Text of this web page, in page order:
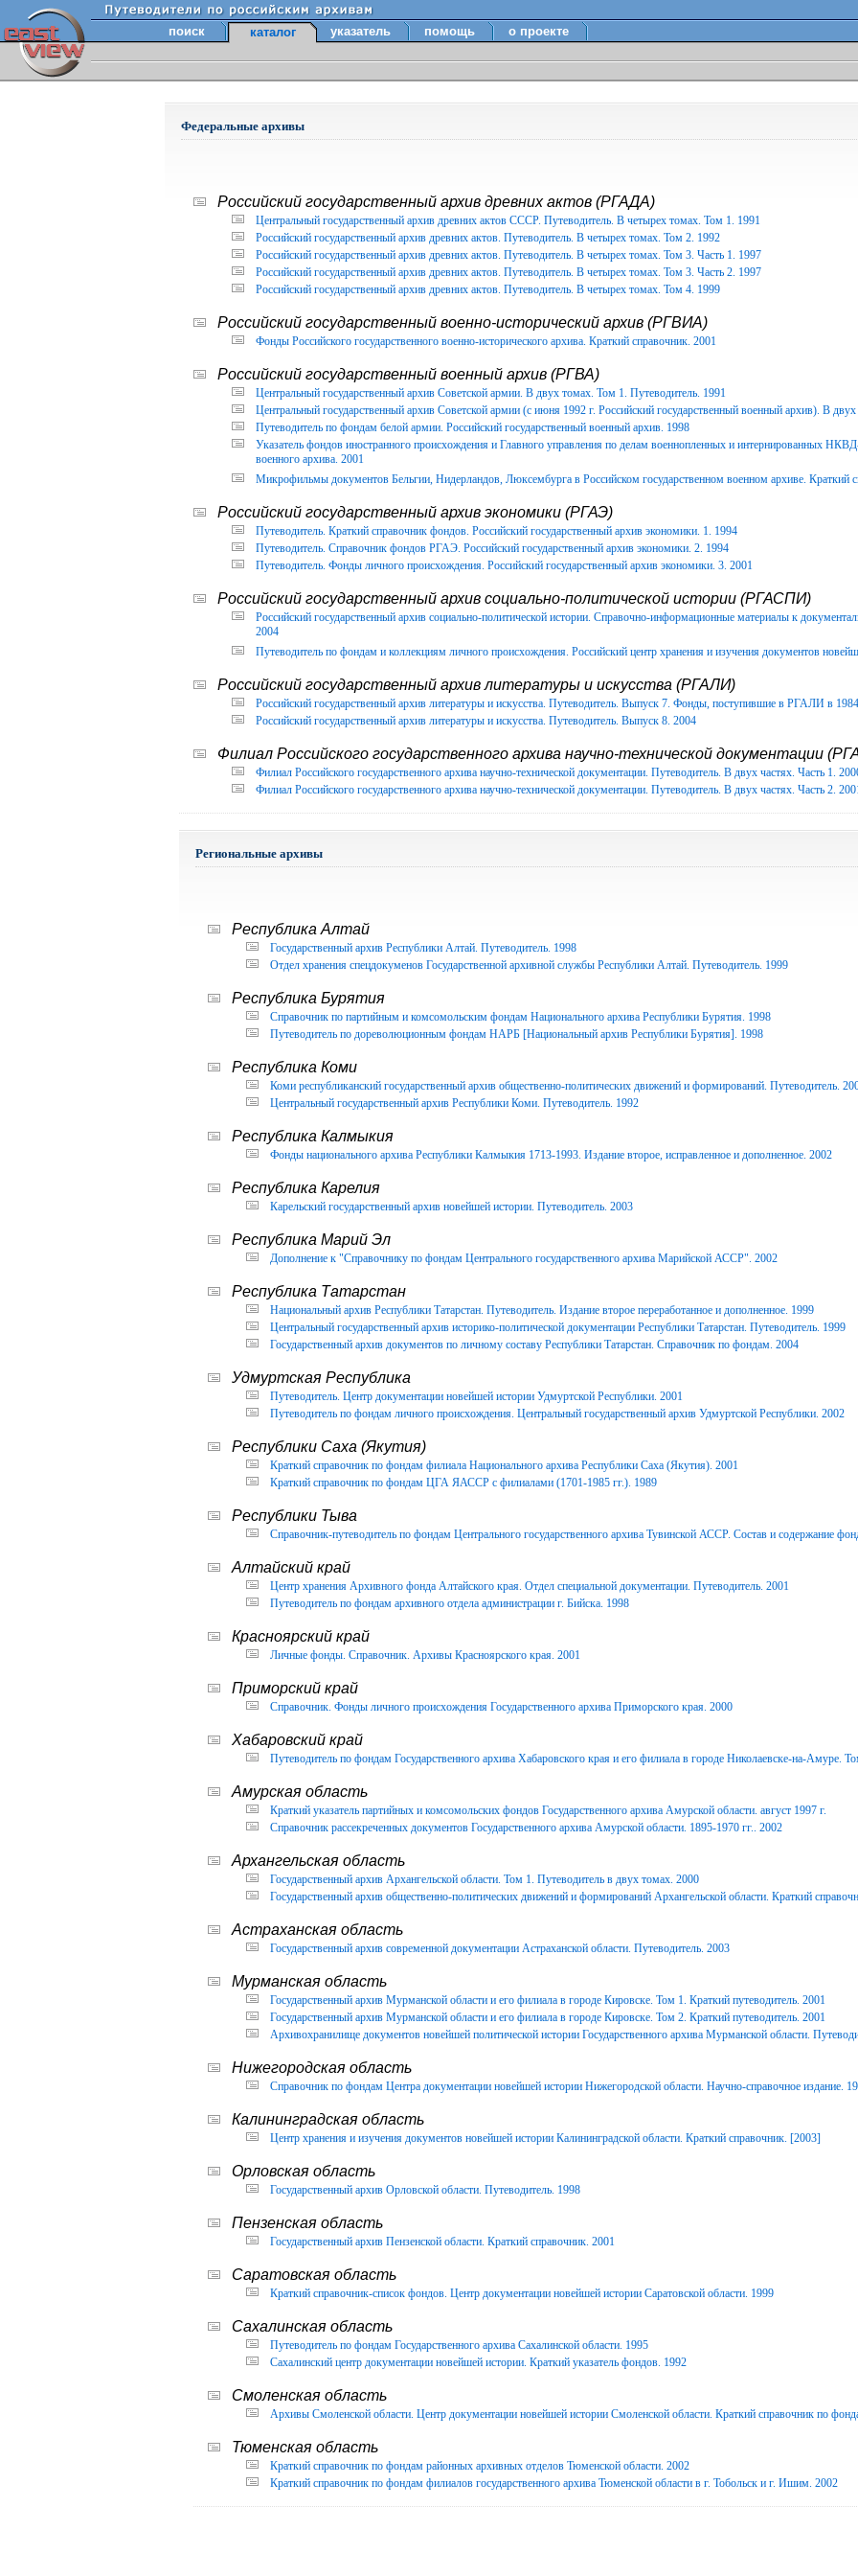
поиск каталог указатель помощь о проекте
Федеральные архивы
Российский государственный архив древних актов (РГАДА)
Центральный государственный архив древних актов СССР. Путеводитель. В четырех томах. Том 1. 1991
Российский государственный архив древних актов. Путеводитель. В четырех томах. Том 2. 1992
Российский государственный архив древних актов. Путеводитель. В четырех томах. Том 3. Часть 1. 1997
Российский государственный архив древних актов. Путеводитель. В четырех томах. Том 3. Часть 2. 1997
Российский государственный архив древних актов. Путеводитель. В четырех томах. Том 4. 1999
Российский государственный военно-исторический архив (РГВИА)
Фонды Российского государственного военно-исторического архива. Краткий справочник. 2001
Российский государственный военный архив (РГВА)
Центральный государственный архив Советской армии. В двух томах. Том 1. Путеводитель. 1991
Центральный государственный архив Советской армии (с июня 1992 г. Российский государственный военный архив). В
Путеводитель по фондам белой армии. Российский государственный военный архив. 1998
Указатель фондов иностранного происхождения и Главного управления по делам военнопленных и интернированных
военного архива. 2001
Микрофильмы документов Бельгии, Нидерландов, Люксембурга в Российском государственном военном архиве. Краткий
Российский государственный архив экономики (РГАЭ)
Путеводитель. Краткий справочник фондов. Российский государственный архив экономики. 1. 1994
Путеводитель. Справочник фондов РГАЭ. Российский государственный архив экономики. 2. 1994
Путеводитель. Фонды личного происхождения. Российский государственный архив экономики. 3. 2001
Российский государственный архив социально-политической истории (РГАСПИ)
Российский государственный архив социально-политической истории. Справочно-информационные материалы к
2004
Путеводитель по фондам и коллекциям личного происхождения. Российский центр хранения и изучения документов
Российский государственный архив литературы и искусства (РГАЛИ)
Российский государственный архив литературы и искусства. Путеводитель. Выпуск 7. Фонды, поступившие в РГАЛИ в
Российский государственный архив литературы и искусства. Путеводитель. Выпуск 8. 2004
Филиал Российского государственного архива научно-технической документации
Филиал Российского государственного архива научно-технической документации. Путеводитель. В двух частях. Часть 1.
Филиал Российского государственного архива научно-технической документации. Путеводитель. В двух частях. Часть 2.
Региональные архивы
Республика Алтай
Государственный архив Республики Алтай. Путеводитель. 1998
Отдел хранения спецдокуменов Государственной архивной службы Республики Алтай. Путеводитель. 1999
Республика Бурятия
Справочник по партийным и комсомольским фондам Национального архива Республики Бурятия. 1998
Путеводитель по дореволюционным фондам НАРБ [Национальный архив Республики Бурятия]. 1998
Республика Коми
Коми республиканский государственный архив общественно-политических движений и формирований. Путеводитель.
Центральный государственный архив Республики Коми. Путеводитель. 1992
Республика Калмыкия
Фонды национального архива Республики Калмыкия 1713-1993. Издание второе, исправленное и дополненное. 2002
Республика Карелия
Карельский государственный архив новейшей истории. Путеводитель. 2003
Республика Марий Эл
Дополнение к "Справочнику по фондам Центрального государственного архива Марийской АССР". 2002
Республика Татарстан
Национальный архив Республики Татарстан. Путеводитель. Издание второе переработанное и дополненное. 1999
Центральный государственный архив историко-политической документации Республики Татарстан. Путеводитель. 1999
Государственный архив документов по личному составу Республики Татарстан. Справочник по фондам. 2004
Удмуртская Республика
Путеводитель. Центр документации новейшей истории Удмуртской Республики. 2001
Путеводитель по фондам личного происхождения. Центральный государственный архив Удмуртской Республики. 2002
Республики Саха (Якутия)
Краткий справочник по фондам филиала Национального архива Республики Саха (Якутия). 2001
Краткий справочник по фондам ЦГА ЯАССР с филиалами (1701-1985 гг.). 1989
Республики Тыва
Справочник-путеводитель по фондам Центрального государственного архива Тувинской АССР. Состав и содержание
Алтайский край
Центр хранения Архивного фонда Алтайского края. Отдел специальной документации. Путеводитель. 2001
Путеводитель по фондам архивного отдела администрации г. Бийска. 1998
Красноярский край
Личные фонды. Справочник. Архивы Красноярского края. 2001
Приморский край
Справочник. Фонды личного происхождения Государственного архива Приморского края. 2000
Хабаровский край
Путеводитель по фондам Государственного архива Хабаровского края и его филиала в городе Николаевске-на-Амуре.
Амурская область
Краткий указатель партийных и комсомольских фондов Государственного архива Амурской области. август 1997 г.
Справочник рассекреченных документов Государственного архива Амурской области. 1895-1970 гг.. 2002
Архангельская область
Государственный архив Архангельской области. Том 1. Путеводитель в двух томах. 2000
Государственный архив общественно-политических движений и формирований Архангельской области. Краткий
Астраханская область
Государственный архив современной документации Астраханской области. Путеводитель. 2003
Мурманская область
Государственный архив Мурманской области и его филиала в городе Кировске. Том 1. Краткий путеводитель. 2001
Государственный архив Мурманской области и его филиала в городе Кировске. Том 2. Краткий путеводитель. 2001
Архивохранилище документов новейшей политической истории Государственного архива Мурманской области.
Нижегородская область
Справочник по фондам Центра документации новейшей истории Нижегородской области. Научно-справочное издание.
Калининградская область
Центр хранения и изучения документов новейшей истории Калининградской области. Краткий справочник. [2003]
Орловская область
Государственный архив Орловской области. Путеводитель. 1998
Пензенская область
Государственный архив Пензенской области. Краткий справочник. 2001
Саратовская область
Краткий справочник-список фондов. Центр документации новейшей истории Саратовской области. 1999
Сахалинская область
Путеводитель по фондам Государственного архива Сахалинской области. 1995
Сахалинский центр документации новейшей истории. Краткий указатель фондов. 1992
Смоленская область
Архивы Смоленской области. Центр документации новейшей истории Смоленской области. Краткий справочник по
Тюменская область
Краткий справочник по фондам районных архивных отделов Тюменской области. 2002
Краткий справочник по фондам филиалов государственного архива Тюменской области в г. Тобольск и г. Ишим. 2002